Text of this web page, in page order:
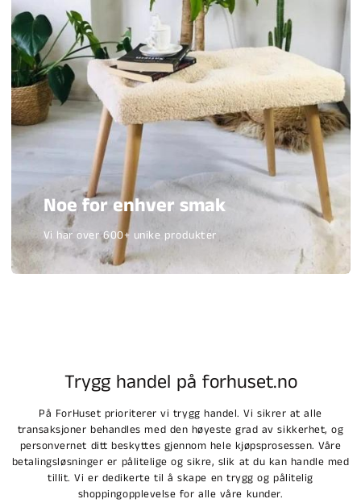
Noe for enhver smak
Vi har over 600+ unike produkter
Trygg handel på forhuset.no
På ForHuset prioriterer vi trygg handel. Vi sikrer at alle
transaksjoner behandles med den høyeste grad av sikkerhet, og
personvernet ditt beskyttes gjennom hele kjøpsprosessen. Våre
betalingsløsninger er pålitelige og sikre, slik at du kan handle med
tillit. Vi er dedikerte til å skape en trygg og pålitelig
shoppingopplevelse for alle våre kunder.